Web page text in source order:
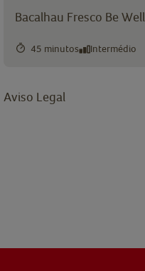
Bacalhau Fresco Be Well
45 minutos Intermédio
Aviso Legal